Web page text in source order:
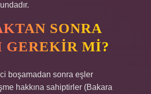
SONRA
GEREKIR MI?
boşamadan sonra eşler
hakkına sahiptirler (Bakara